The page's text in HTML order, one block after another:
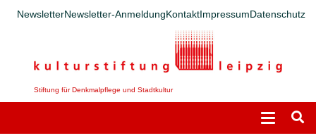
NewsletterNewsletter-AnmeldungKontaktImpressumDatenschutz
Stiftung für Denkmalpflege und Stadtkultur